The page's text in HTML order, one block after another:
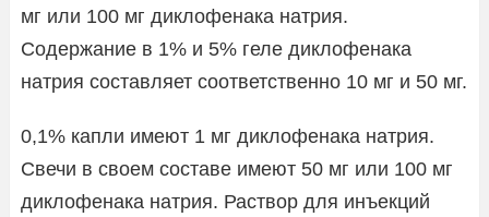
мг или 100 мг диклофенака натрия.
Содержание в 1% и 5% геле диклофенака
натрия составляет соответственно 10 мг и 50 мг.
0,1% капли имеют 1 мг диклофенака натрия.
Свечи в своем составе имеют 50 мг или 100 мг
диклофенака натрия. Раствор для инъекций